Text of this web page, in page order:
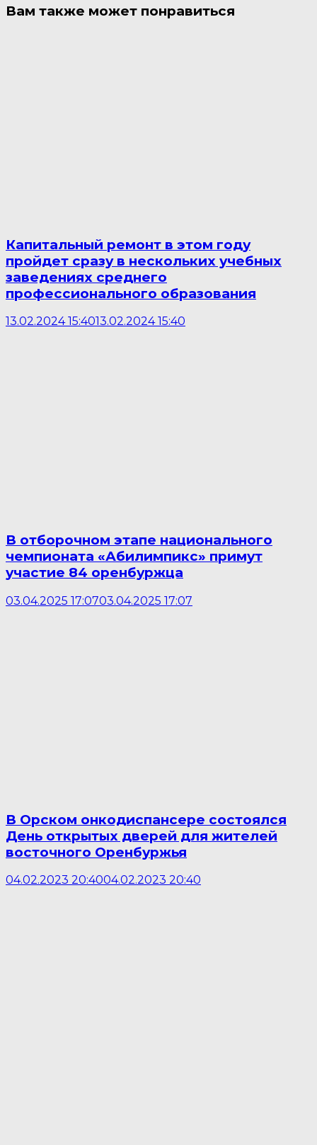
Вам также может понравиться
Капитальный ремонт в этом году
пройдет сразу в нескольких учебных
заведениях среднего
профессионального образования
13.02.2024 15:4013.02.2024 15:40
В отборочном этапе национального
чемпионата «Абилимпикс» примут
участие 84 оренбуржца
03.04.2025 17:0703.04.2025 17:07
В Орском онкодиспансере состоялся
День открытых дверей для жителей
восточного Оренбуржья
04.02.2023 20:4004.02.2023 20:40